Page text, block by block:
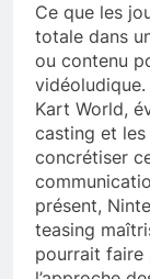
Ce que les
totale dans
ou contenu
vidéoludique.
Kart World,
casting et
concrétiser
présent,
teasing
pourrait faire